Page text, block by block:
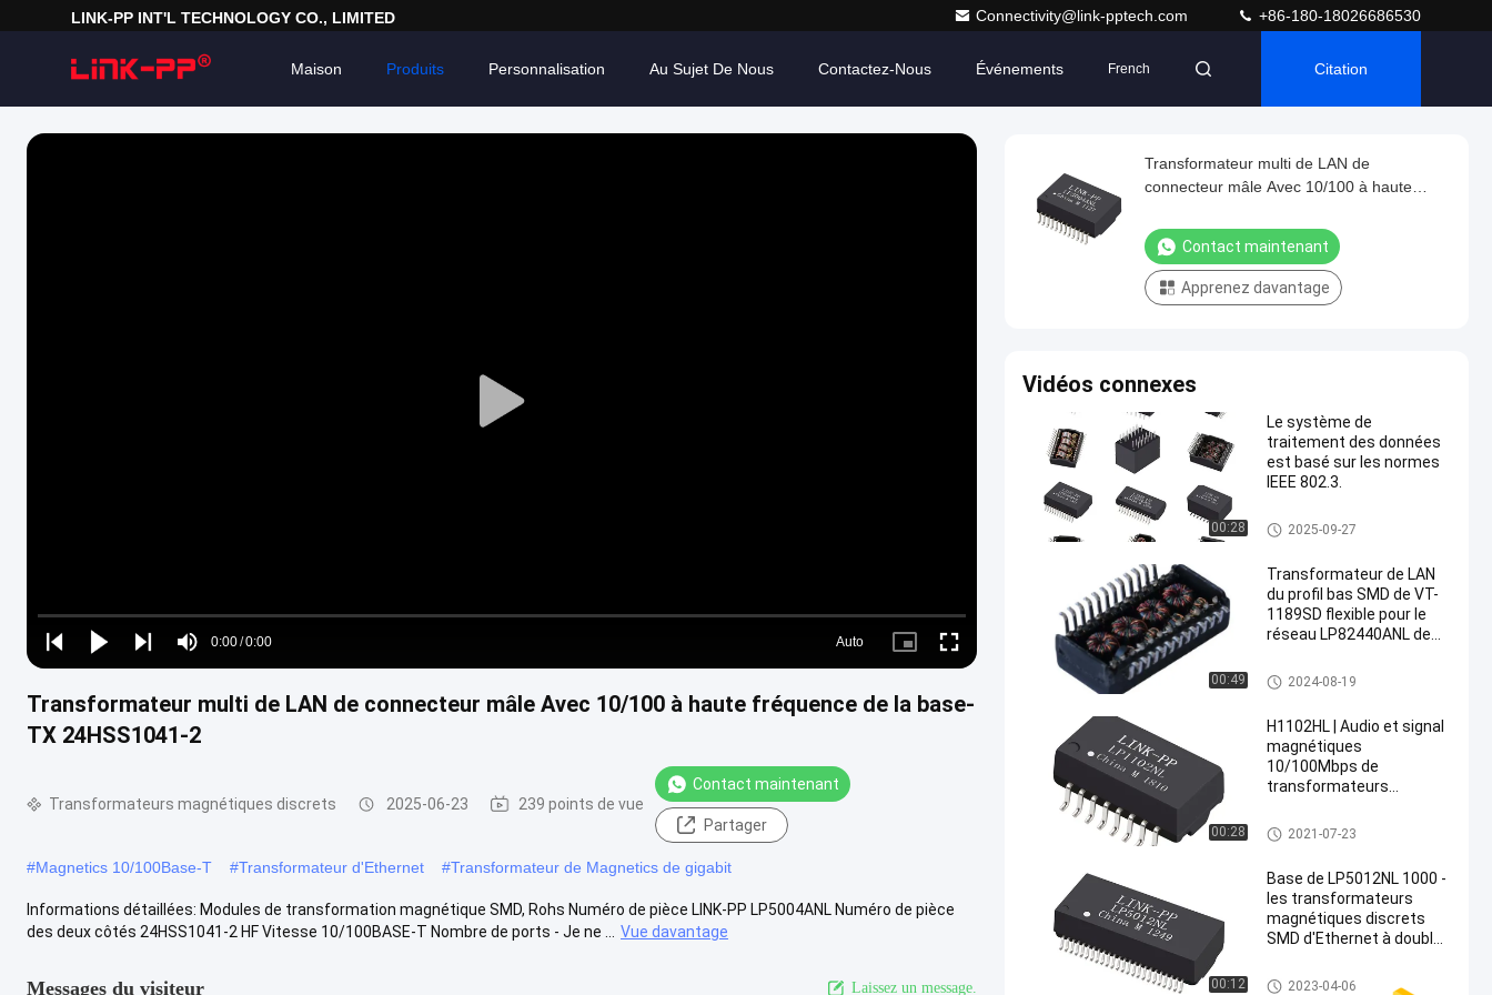
LINK-PP INT'L TECHNOLOGY CO., LIMITED Connectivity@link-pptech.com +86-180-18026686530
Maison Produits Au Sujet De Nous Contactez-Nous Événements
Personnalisation French Citation
Play
Play
Play
Play
Mute
Time
0:00/0:00
Loaded:
0%
Auto
Picture- Fullscreen
Transformateur multi de LAN de connecteur mâle Avec 10/100 à haute fréquence de la base-
TX 24HSS1041-2
Transformateurs magnétiques discrets 2025-06-23 239 points de vue
Contact maintenant
Partager
#Magnetics 10/100Base-T #Transformateur d'Ethernet #Transformateur de Magnetics de gigabit
Informations détaillées: Modules de transformation magnétique SMD, Rohs Numéro de pièce LINK-PP LP5004ANL Numéro de pièce
des deux côtés 24HSS1041-2 HF Vitesse 10/100BASE-T Nombre de ports - Je ne ...
Vue davantage
Messages du visiteur Laissez un message.
Transformateur multi de LAN de
connecteur mâle Avec 10/100 à haute
Contact maintenant
Apprenez davantage
Vidéos connexes
00:28
Le système de
traitement des données
est basé sur les normes
IEEE 802.3.
POE LAN Transformer
2025-09-27
00:49
Transformateur de LAN
du profil bas SMD de VT-
1189SD flexible pour le
réseau LP82440ANL de
Transformateurs magnétique
s discrets
2024-08-19
00:28
H1102HL | Audio et signal
magnétiques
10/100Mbps de
transformateurs
Transformateurs magnétique
s discrets
2021-07-23
00:12
Base de LP5012NL 1000 -
les transformateurs
magnétiques discrets
SMD d'Ethernet à double
du support 48
Transformateurs magnétique
2023-04-06